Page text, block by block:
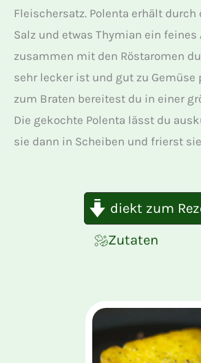
Fleischersatz. Polenta erhält durch
Salz und etwas Thymian ein feines
zusammen mit den Röstaromen
sehr lecker ist und gut zu Gemüse
zum Braten bereitest du in einer
Die gekochte Polenta lässt du
sie dann in Scheiben und frierst
diekt zum
Zutaten